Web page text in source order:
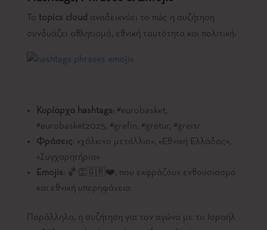
Το topics cloud αναδεικνύει το πώς η συζήτηση
συνδυάζει αθλητισμό, εθνική ταυτότητα και πολιτική:
Κυρίαρχα hashtags: #eurobasket,
#eurobasket2025, #grefin, #gretur, #greisr
Φράσεις: «χάλκινο μετάλλιο», «Εθνική Ελλάδας»,
«Συγχαρητήρια»
Emojis: 🏀👏🇬🇷❤️, που εκφράζουν ενθουσιασμό
και εθνική υπερηφάνεια
Παράλληλα, η συζήτηση για τον αγώνα με το Ισραήλ